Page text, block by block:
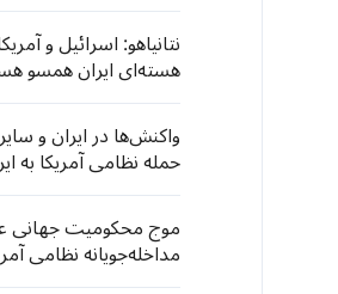
نتانیاهو: اسرائیل و
هسته‌ای ایران همسو
واکنش‌ها در ایران و
حمله نظامی آمریکا به
موج محکومیت جهانی
مداخله‌جویانه نظامی